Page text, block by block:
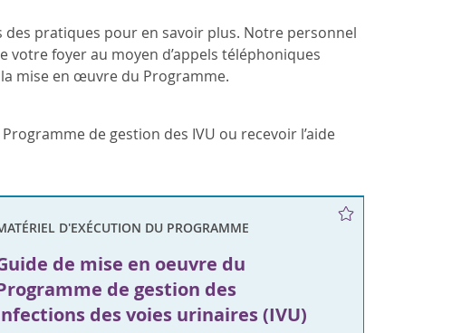
pratiques pour en savoir plus. Notre personnel
foyer au moyen d’appels téléphoniques
mise en œuvre du Programme.
de gestion des IVU ou recevoir l’aide
D'EXÉCUTION DU PROGRAMME
de mise en oeuvre du
de gestion des
des voies urinaires (IVU)